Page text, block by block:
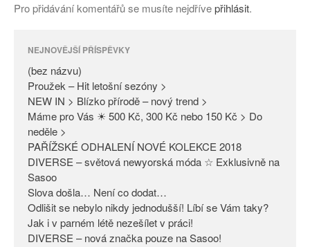
trend >
KOLEKCE 2018
DIVERSE – světová newyorská
móda ☆ Exklusivně na Sasoo
Odlišit se nebylo nikdy
práci!
DIVERSE – nová značka pouze
na Sasoo!
Pro přidávání komentářů se musíte nejdřívepřihlásit.
NEJNOVĚJŠÍ PŘÍSPĚVKY
(bez názvu)
Proužek – Hit letošní sezóny >
NEW IN > Blízko přírodě – nový trend >
Máme pro Vás ☀ 500 Kč, 300 Kč nebo 150 Kč > Do
neděle >
PAŘÍŽSKÉ ODHALENÍ NOVÉ KOLEKCE 2018
DIVERSE – světová newyorská móda ☆ Exklusivně na
Sasoo
Slova došla… Není co dodat…
Odlišit se nebylo nikdy jednodušší! Líbí se Vám taky?
Jak i v parném létě nezešílet v práci!
DIVERSE – nová značka pouze na Sasoo!